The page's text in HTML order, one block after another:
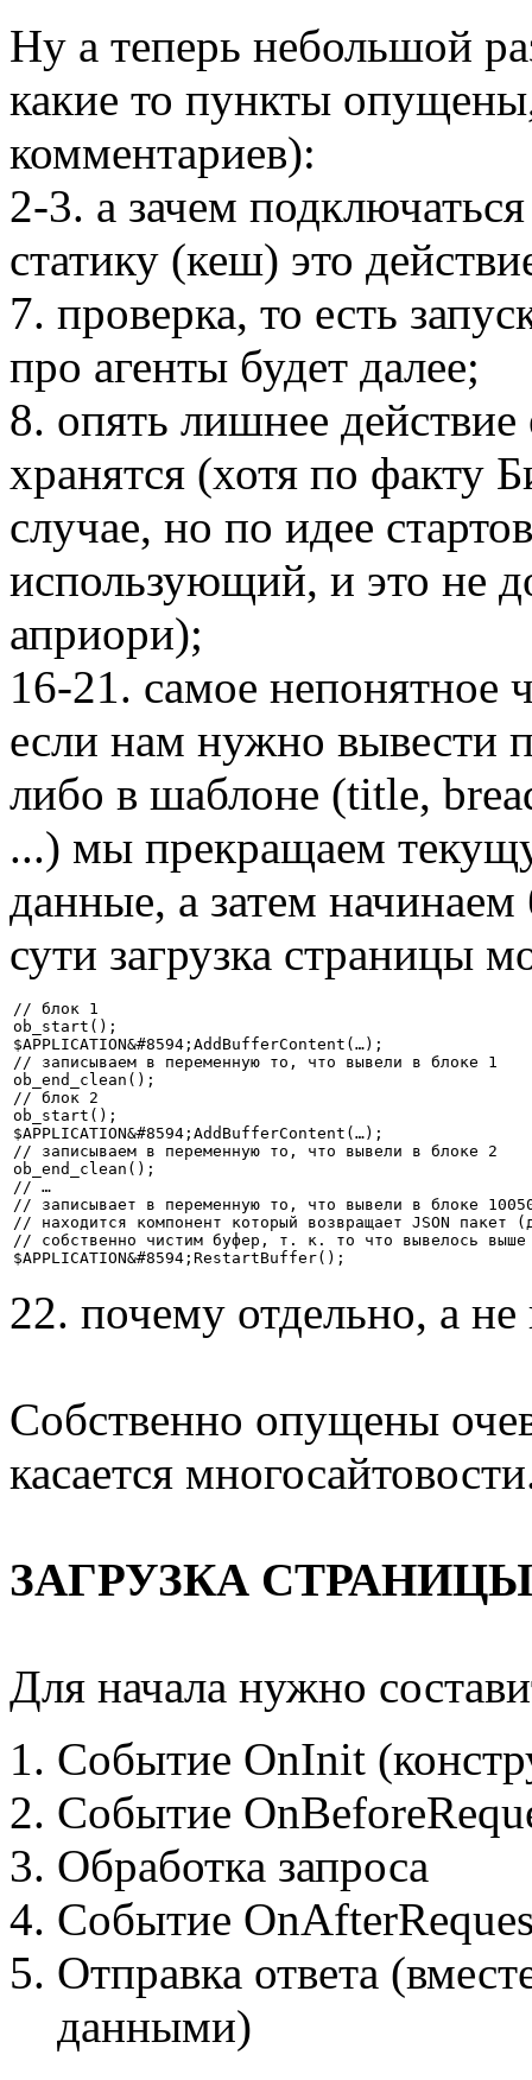
Ну а теперь небольшой
какие то пункты
комментариев):
2-3. а зачем
статику (кеш) это
7. проверка, то есть
про агенты будет далее;
8. опять лишнее
хранятся (хотя по факту
случае, но по идее
использующий, и это не
априори);
16-21. самое непонятное
если нам нужно вывести
либо в шаблоне (title,
...) мы прекращаем
данные, а затем
сути загрузка страницы
// блок 1
ob_start();
$APPLICATION&#8594;AddBufferContent(…);
// записываем в переменную то, что вывели в блоке 1
ob_end_clean();
// блок 2
ob_start();
$APPLICATION&#8594;AddBufferContent(…);
// записываем в переменную то, что вывели в блоке 2
ob_end_clean();
// …
// записывает в переменную то, что вывели в блоке
// находится компонент который возвращает JSON пакет
// собственно чистим буфер, т. к. то что вывелось выше
$APPLICATION&#8594;RestartBuffer();
22. почему отдельно, а не
Собственно опущены
касается
ЗАГРУЗКА СТРАНИЦЫ
Для начала нужно
Событие OnInit
Событие
Обработка запроса
Событие
Отправка ответа
данными)